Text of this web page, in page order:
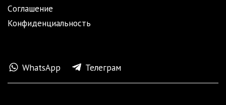
Cоглашение
Конфиденциальность
WhatsApp Телеграм